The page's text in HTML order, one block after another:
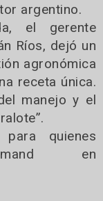
argentino.
el gerente
Ríos, dejó un
agronómica
receta única.
manejo y el
quienes
en